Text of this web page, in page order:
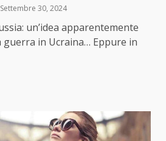
Settembre 30, 2024
un’idea apparentemente
guerra in Ucraina… Eppure in